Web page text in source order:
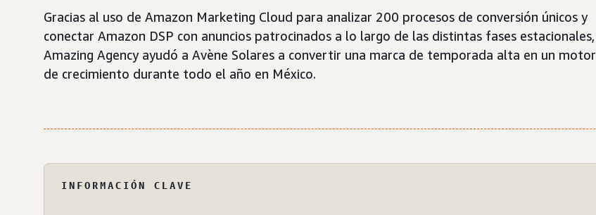
Gracias al uso de Amazon Marketing Cloud para analizar 200 procesos de conversión únicos y
conectar Amazon DSP con anuncios patrocinados a lo largo de las distintas fases estacionales,
Amazing Agency ayudó a Avène Solares a convertir una marca de temporada alta en un motor
de crecimiento durante todo el año en México.
INFORMACIÓN CLAVE